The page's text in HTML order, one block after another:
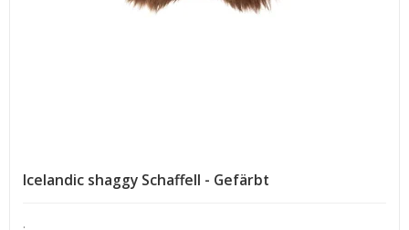
Icelandic shaggy Schaffell - Gefärbt
.